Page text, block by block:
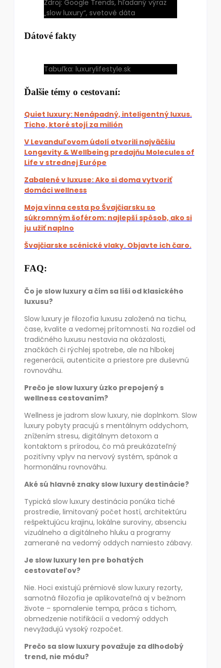
Zdroj: Google Trends, hľadaný výraz
„slow luxury“, svetové dáta
Dátové fakty
Tabuľka: luxurylifestyle.sk
Ďalšie témy o cestovaní:
Quiet luxury: Nenápadný, inteligentný luxus.
Ticho, ktoré stojí za milión
V Levanduľovom údolí otvorili najväčšiu
Longevity & Wellbeing predajňu Molecules of
Life v strednej Európe
Zabalené v luxuse: Ako si doma vytvoriť
domáci wellness
Moja vínna cesta po Švajčiarsku so
súkromným šoférom: najlepší spôsob, ako si
ju užiť naplno
Švajčiarske scénické vlaky. Objavte ich čaro.
FAQ:
Čo je slow luxury a čím sa líši od klasického
luxusu?
Slow luxury je filozofia luxusu založená na tichu,
čase, kvalite a vedomej prítomnosti. Na rozdiel od
tradičného luxusu nestavia na okázalosti,
značkách či rýchlej spotrebe, ale na hlbokej
regenerácii, autenticite a priestore pre duševnú
rovnováhu.
Prečo je slow luxury úzko prepojený s
wellness cestovaním?
Wellness je jadrom slow luxury, nie doplnkom. Slow
luxury pobyty pracujú s mentálnym oddychom,
znížením stresu, digitálnym detoxom a
kontaktom s prírodou, čo má preukázateľný
pozitívny vplyv na nervový systém, spánok a
hormonálnu rovnováhu.
Aké sú hlavné znaky slow luxury destinácie?
Typická slow luxury destinácia ponúka tiché
prostredie, limitovaný počet hostí, architektúru
rešpektujúcu krajinu, lokálne suroviny, absenciu
vizuálneho a digitálneho hluku a programy
zamerané na vedomý oddych namiesto zábavy.
Je slow luxury len pre bohatých
cestovateľov?
Nie. Hoci existujú prémiové slow luxury rezorty,
samotná filozofia je aplikovateľná aj v bežnom
živote – spomalenie tempa, práca s tichom,
obmedzenie notifikácií a vedomý oddych
nevyžadujú vysoký rozpočet.
Prečo sa slow luxury považuje za dlhodobý
trend, nie módu?